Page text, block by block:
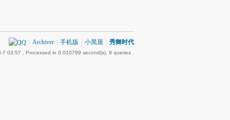
Archiver 手机版 小黑屋 秀舞时代
7 03:57 , Processed in 0.010799 second(s), 9 queries .